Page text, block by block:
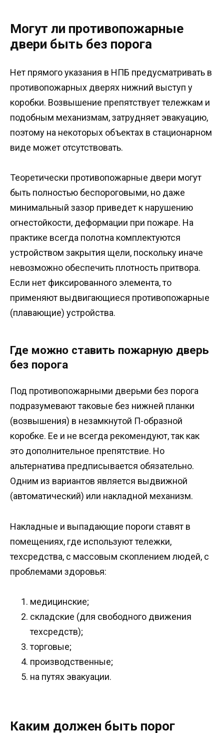
Могут ли противопожарные
двери быть без порога
Нет прямого указания в НПБ предусматривать в
противопожарных дверях нижний выступ у
коробки. Возвышение препятствует тележкам и
подобным механизмам, затрудняет эвакуацию,
поэтому на некоторых объектах в стационарном
виде может отсутствовать.
Теоретически противопожарные двери могут
быть полностью беспороговыми, но даже
минимальный зазор приведет к нарушению
огнестойкости, деформации при пожаре. На
практике всегда полотна комплектуются
устройством закрытия щели, поскольку иначе
невозможно обеспечить плотность притвора.
Если нет фиксированного элемента, то
применяют выдвигающиеся противопожарные
(плавающие) устройства.
Где можно ставить пожарную дверь
без порога
Под противопожарными дверьми без порога
подразумевают таковые без нижней планки
(возвышения) в незамкнутой П-образной
коробке. Ее и не всегда рекомендуют, так как
это дополнительное препятствие. Но
альтернатива предписывается обязательно.
Одним из вариантов является выдвижной
(автоматический) или накладной механизм.
Накладные и выпадающие пороги ставят в
помещениях, где используют тележки,
техсредства, с массовым скоплением людей, с
проблемами здоровья:
медицинские;
складские (для свободного движения
техсредств);
торговые;
производственные;
на путях эвакуации.
Каким должен быть порог